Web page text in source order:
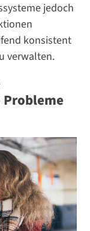
jedoch
konsistent
verwalten.